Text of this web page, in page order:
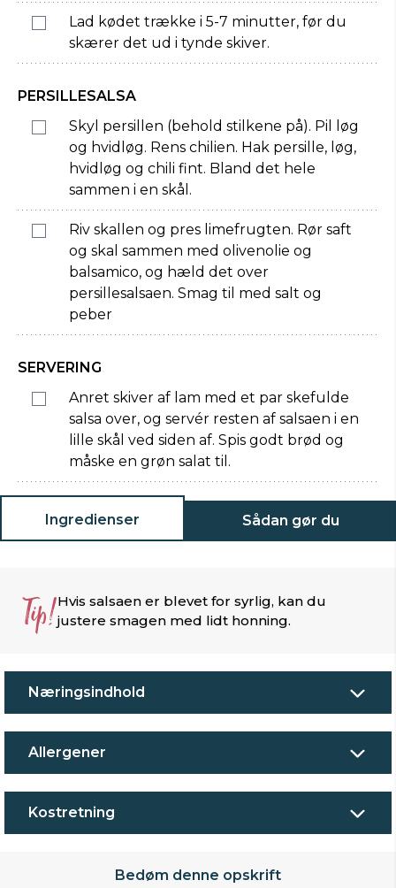
Lad kødet trække i 5-7 minutter, før du
skærer det ud i tynde skiver.
PERSILLESALSA
Skyl persillen (behold stilkene på). Pil løg
og hvidløg. Rens chilien. Hak persille, løg,
hvidløg og chili fint. Bland det hele
sammen i en skål.
Riv skallen og pres limefrugten. Rør saft
og skal sammen med olivenolie og
balsamico, og hæld det over
persillesalsaen. Smag til med salt og
peber
SERVERING
Anret skiver af lam med et par skefulde
salsa over, og servér resten af salsaen i en
lille skål ved siden af. Spis godt brød og
måske en grøn salat til.
Ingredienser Sådan gør du
Tip!Hvis salsaen er blevet for syrlig, kan du
justere smagen med lidt honning.
Næringsindhold
Allergener
Kostretning
Bedøm denne opskrift